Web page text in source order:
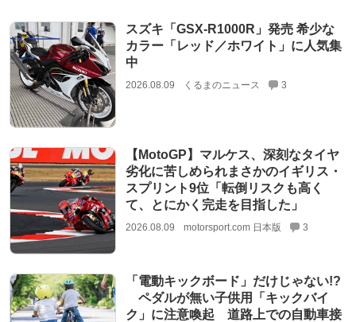
スズキ「GSX-R1000R」発売 希少な
カラー「レッド／ホワイト」に人気集
中
2026.08.09 くるまのニュース 3
【MotoGP】マルケス、深刻なタイヤ
劣化に苦しめられまさかのイギリス・
スプリント9位「転倒リスクも高く
て、とにかく完走を目指した」
2026.08.09 motorsport.com 日本版 3
「電動キックボード」だけじゃない!?
ペダルが無い子供用「キックバイ
ク」に注意喚起 道路上での自動車接